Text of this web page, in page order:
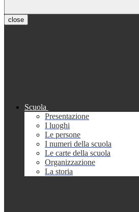
close
Scuola
Presentazione
I luoghi
Le persone
I numeri della scuola
Le carte della scuola
Organizzazione
La storia